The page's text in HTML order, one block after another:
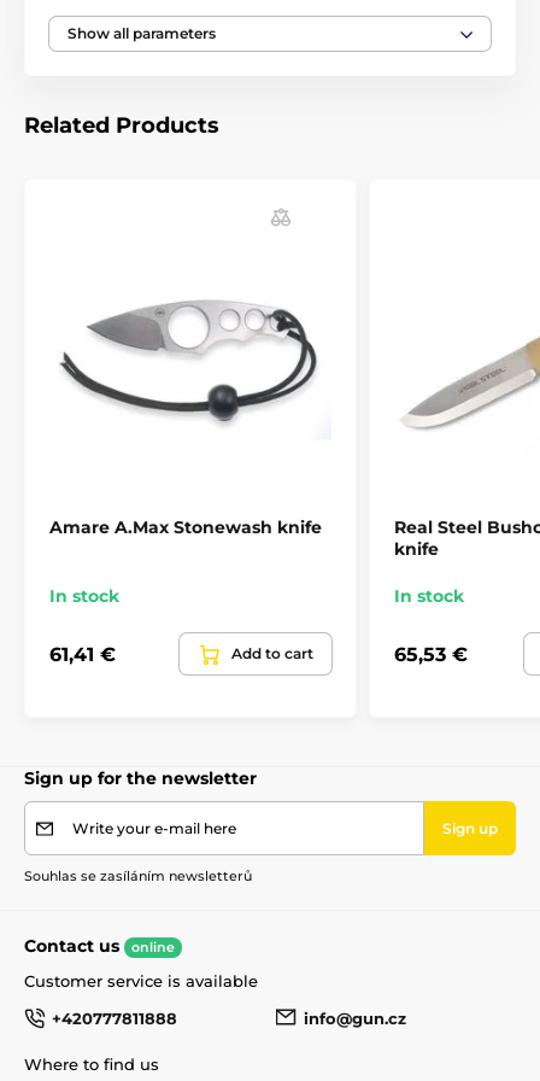
Length
Show all parameters
Related Products
Amare A.Max Stonewash knife
In stock
61,41 € Add to cart
Real Steel
knife
In stock
65,53 €
Sign up for the newsletter
Write your e-mail here Sign up
Souhlas se zasíláním newsletterů
Contact us online
Customer service is available
+420777811888
info@gun.cz
Where to find us